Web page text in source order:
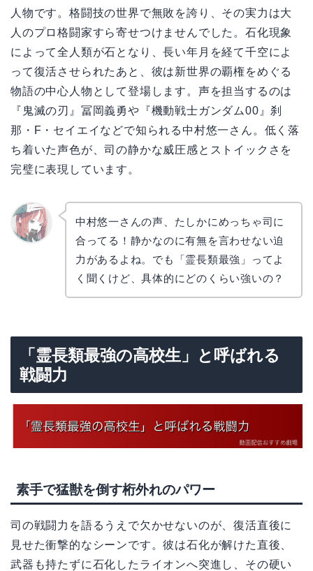
人物です。格闘技の世界で無敗を誇り、その実力は大
人のプロ格闘家すら寄せつけませんでした。石化現象
によって全人類が石となり、長い年月を経て千空によ
って復活させられたあと、彼は新世界の覇権をめぐる
物語の中心人物として登場します。声を担当するのは
『鬼滅の刃』冨岡義勇や『機動戦士ガンダム00』刹
那・F・セイエイなどで知られる中村悠一さん。低く落
ち着いた声色が、司の静かな威圧感とストイックさを
完璧に表現しています。
中村悠一さんの声、たしかにめっちゃ司に
合ってる！静かなのに有無を言わせない迫
力があるよね。でも「霊長類最強」ってよ
く聞くけど、具体的にどのくらい強いの？
「霊長類最強の高校生」と呼ばれる
戦闘力
素手で猛獣を倒す桁外れのパワー
司の戦闘力を語るうえで欠かせないのが、復活直後に
見せた衝撃的なシーンです。彼は石化が解けた直後、
武器も持たずに石化したライオンへ突進し、その硬い